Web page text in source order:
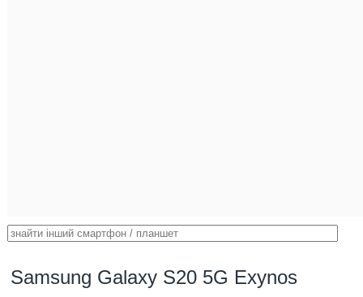
Samsung Galaxy S20 5G Exynos